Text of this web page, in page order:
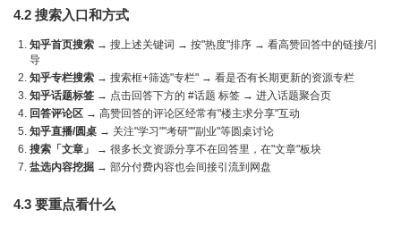
4.2 搜索入口和方式
知乎首页搜索 → 搜上述关键词 → 按"热度"排序 → 看高赞回答中的链接/引
导
知乎专栏搜索 → 搜索框+筛选"专栏" → 看是否有长期更新的资源专栏
知乎话题标签 → 点击回答下方的 #话题 标签 → 进入话题聚合页
回答评论区 → 高赞回答的评论区经常有"楼主求分享"互动
知乎直播/圆桌 → 关注"学习""考研""副业"等圆桌讨论
搜索「文章」
→ 很多长文资源分享不在回答里，在"文章"板块
盐选内容挖掘 → 部分付费内容也会间接引流到网盘
4.3 要重点看什么